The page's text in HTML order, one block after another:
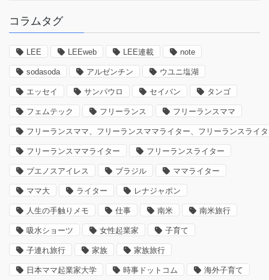
コラムタグ
LEE LEEweb LEE連載 note
sodasoda アルゼンチン ウユニ塩湖
エッセイ サンパウロ セイバン タンゴ
フェムテック フリーランス フリーランスママ
フリーランスママ、フリーランスママライター、フリーランスライ
フリーランスママライター フリーランスライター
ブエノスアイレス ブラジル ママライター
ママ大 ライター レナジャポン
人生の手触りメモ 仕事 南米 南米旅行
吸水ショーツ 女性起業家 子育て
子連れ旅行 家族 家族旅行
日本ママ起業家大学 時事ドットコム 海外子育て